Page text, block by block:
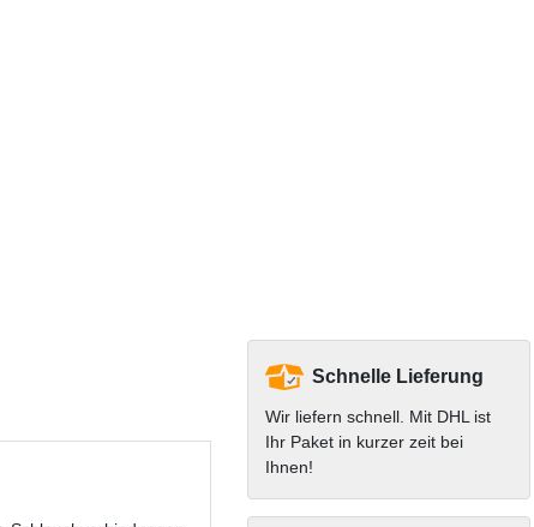
Schnelle Lieferung
Wir liefern schnell. Mit DHL ist
Ihr Paket in kurzer zeit bei
Ihnen!